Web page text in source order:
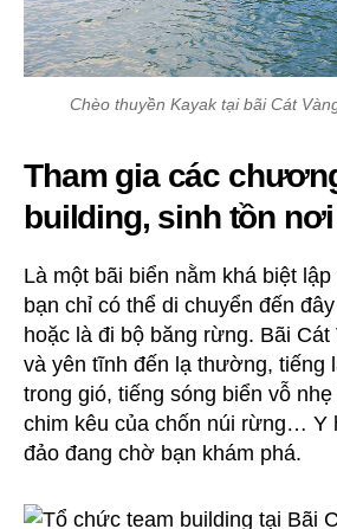
Chèo thuyền Kayak tại bãi Cát
Tham gia các
building, sinh tồn
Là một bãi biển nằm khá biệt
bạn chỉ có thể di chuyển đến
hoặc là đi bộ băng rừng. Bãi
và yên tĩnh đến lạ thường, tiếng
trong gió, tiếng sóng biển vỗ
chim kêu của chốn núi rừng… Y
đảo đang chờ bạn khám phá.